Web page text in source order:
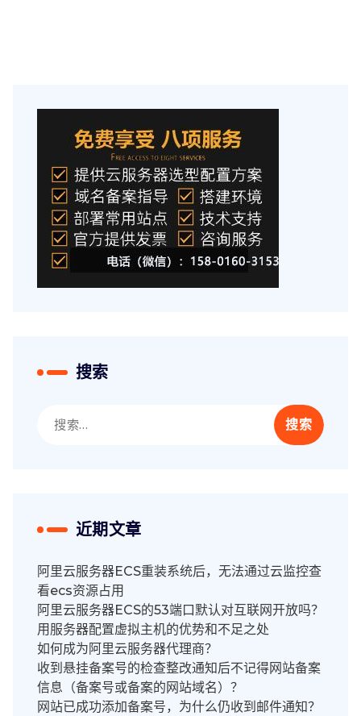
搜索
索：
近期文章
阿里云服务器ECS重装系统后，无法通过云监控查
看ecs资源占用
阿里云服务器ECS的53端口默认对互联网开放吗？
用服务器配置虚拟主机的优势和不足之处
如何成为阿里云服务器代理商？
收到悬挂备案号的检查整改通知后不记得网站备案
信息（备案号或备案的网站域名）？
网站已成功添加备案号，为什么仍收到邮件通知？